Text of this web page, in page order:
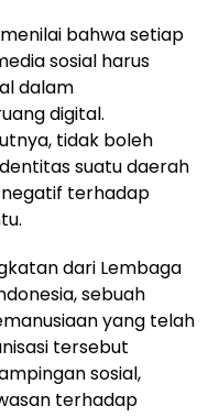
bahwa setiap
sosial harus
dalam
digital.
tidak boleh
suatu daerah
terhadap
dari Lembaga
sebuah
yang telah
tersebut
sosial,
terhadap